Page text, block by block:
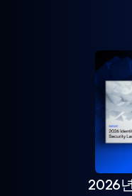
2026